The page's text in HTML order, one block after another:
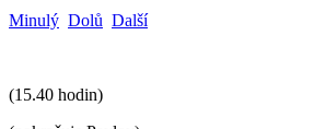
Minulý Dolů Další
(15.40 hodin)